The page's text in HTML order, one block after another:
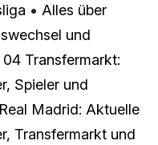
• Alles über
und
Transfermarkt:
Spieler und
Real Madrid: Aktuelle
Transfermarkt und